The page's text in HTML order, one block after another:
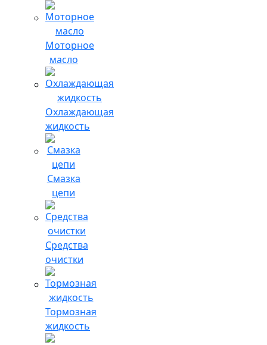
Моторное
масло
Охлаждающая
жидкость
Смазка
цепи
Средства
очистки
Тормозная
жидкость